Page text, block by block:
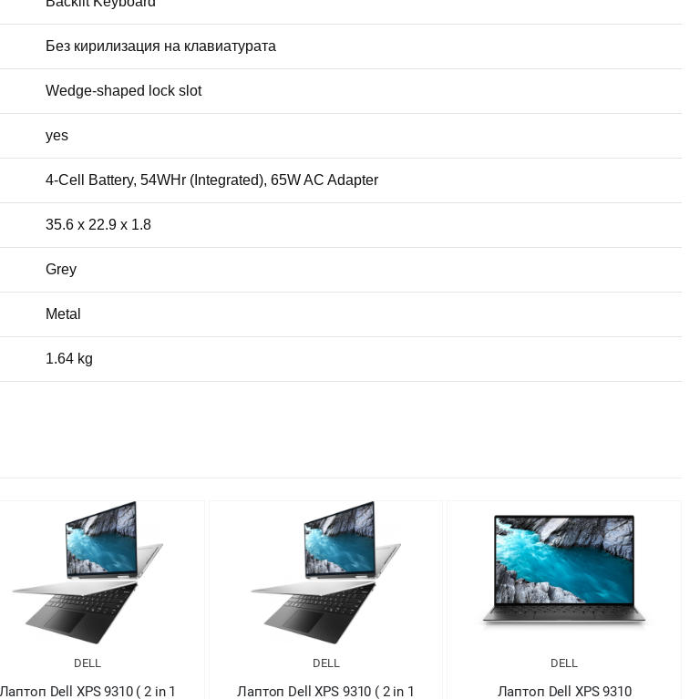
Без кирилизация на клавиатурата
Wedge-shaped lock slot
yes
4-Cell Battery, 54WHr (Integrated), 65W AC Adapter
35.6 x 22.9 x 1.8
Grey
Metal
1.64 kg
DELL
Лаптоп Dell XPS 9310 ( 2 in 1
DELL
Лаптоп Dell XPS 9310
DELL
Лаптоп Dell XPS 9310